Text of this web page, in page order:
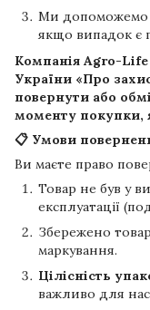
Ми допоможемо
якщо випадок є
Компанія Agro-Life
України «Про
повернути або
моменту покупки,
📋 Умови
Ви маєте право
Товар не був у
експлуатації
Збережено
маркування.
Цілісність
важливо для